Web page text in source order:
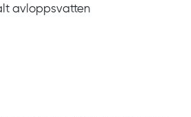
avloppsvatten